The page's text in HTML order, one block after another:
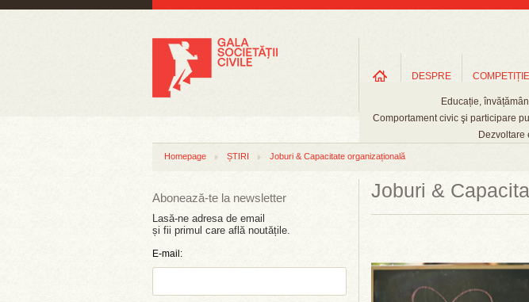
DESPRE COMPETIȚIE
Educație,
Comportament civic şi participare
Dezvoltare
Homepage ȘTIRI Joburi & Capacitate organizațională
Abonează-te la newsletter
Lasă-ne adresa de email
și fii primul care află noutățile.
E-mail:
Joburi &